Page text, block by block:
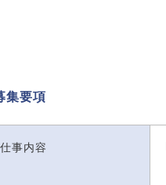
集要項
仕事内容